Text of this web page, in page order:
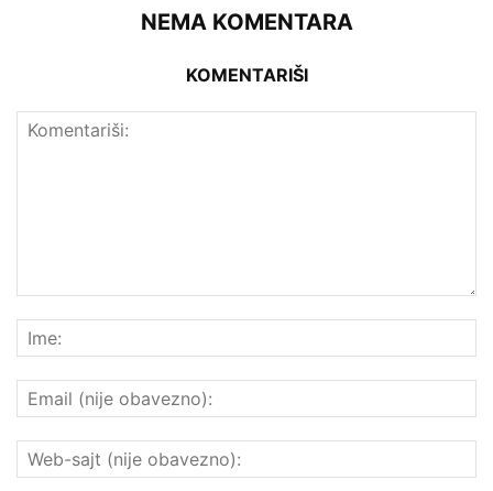
NEMA KOMENTARA
KOMENTARIŠI